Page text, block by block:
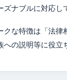
ナブルに対応し
クな特徴は「法
への説明等に役立